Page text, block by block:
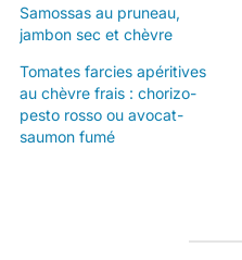
Samossas au pruneau,
jambon sec et chèvre
Tomates farcies apéritives
au chèvre frais : chorizo-
pesto rosso ou avocat-
saumon fumé